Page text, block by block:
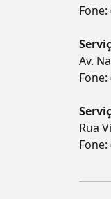
Fone:
Av.
Fone:
Rua
Fone: